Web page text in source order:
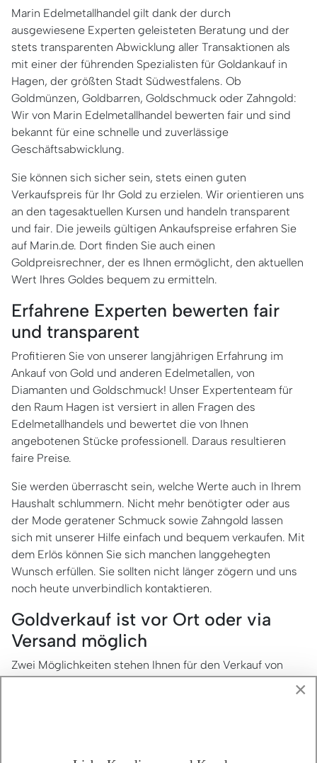
Marin Edelmetallhandel gilt dank der durch
ausgewiesene Experten geleisteten Beratung und der
stets transparenten Abwicklung aller Transaktionen als
mit einer der führenden Spezialisten für Goldankauf in
Hagen, der größten Stadt Südwestfalens. Ob
Goldmünzen, Goldbarren, Goldschmuck oder Zahngold:
Wir von Marin Edelmetallhandel bewerten fair und sind
bekannt für eine schnelle und zuverlässige
Geschäftsabwicklung.
Sie können sich sicher sein, stets einen guten
Verkaufspreis für Ihr Gold zu erzielen. Wir orientieren uns
an den tagesaktuellen Kursen und handeln transparent
und fair. Die jeweils gültigen Ankaufspreise erfahren Sie
auf Marin.de. Dort finden Sie auch einen
Goldpreisrechner, der es Ihnen ermöglicht, den aktuellen
Wert Ihres Goldes bequem zu ermitteln.
Erfahrene Experten bewerten fair
und transparent
Profitieren Sie von unserer langjährigen Erfahrung im
Ankauf von Gold und anderen Edelmetallen, von
Diamanten und Goldschmuck! Unser Expertenteam für
den Raum Hagen ist versiert in allen Fragen des
Edelmetallhandels und bewertet die von Ihnen
angebotenen Stücke professionell. Daraus resultieren
faire Preise.
Sie werden überrascht sein, welche Werte auch in Ihrem
Haushalt schlummern. Nicht mehr benötigter oder aus
der Mode geratener Schmuck sowie Zahngold lassen
sich mit unserer Hilfe einfach und bequem verkaufen. Mit
dem Erlös können Sie sich manchen langgehegten
Wunsch erfüllen. Sie sollten nicht länger zögern und uns
noch heute unverbindlich kontaktieren.
Goldverkauf ist vor Ort oder via
Versand möglich
Zwei Möglichkeiten stehen Ihnen für den Verkauf von
Gold, von Silber und anderen Edelmetallen zur
×